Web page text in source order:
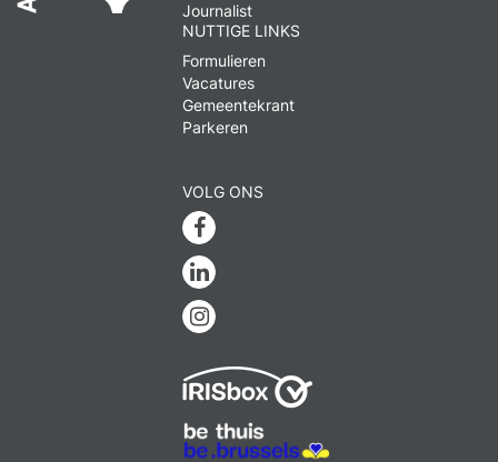
Journalist
NUTTIGE LINKS
Formulieren
Vacatures
Gemeentekrant
Parkeren
VOLG ONS
Facebook
Linkedin
Instagram